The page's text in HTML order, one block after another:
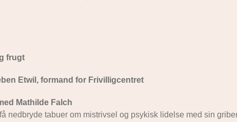
frugt
Etwil, formand for Frivilligcentret
Mathilde Falch
nedbryde tabuer om mistrivsel og psykisk lidelse med sin